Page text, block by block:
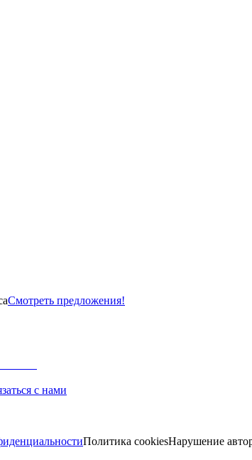
Смотреть предложения!
с нами
Политика cookiesНарушение